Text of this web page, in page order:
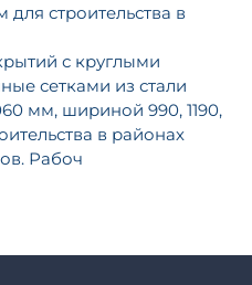
для строительства в
с круглыми
сетками из стали
мм, шириной 990, 1190,
в районах
Рабоч